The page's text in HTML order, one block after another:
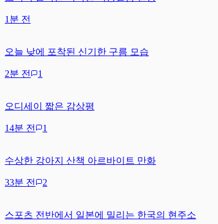
1분 전
오늘 낮에 포착된 신기한 구름 모습
2분 전 1
오디세이 짧은 감상평
14분 전 1
수상한 강아지 산책 아르바이트 만화
33분 전 2
스포츠 전반에서 일본에 밀리는 한국의 현주소